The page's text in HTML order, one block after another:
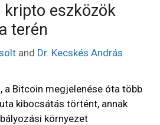
kripto eszközök
terén
and Dr. Kecskés András
a Bitcoin megjelenése óta több
kibocsátás történt, annak
környezet